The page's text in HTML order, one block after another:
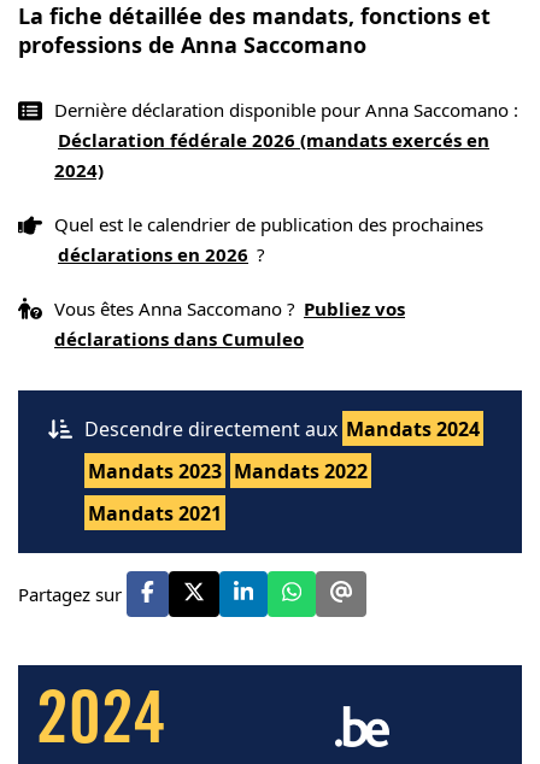
La fiche détaillée des mandats, fonctions et
professions de Anna Saccomano
Dernière déclaration disponible pour Anna Saccomano :
Déclaration fédérale 2026 (mandats exercés en
2024)
Quel est le calendrier de publication des prochaines
déclarations en 2026 ?
Vous êtes Anna Saccomano ? Publiez vos
déclarations dans Cumuleo
Descendre directement aux Mandats 2024
Mandats 2023 Mandats 2022
Mandats 2021
Partagez sur
2024